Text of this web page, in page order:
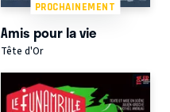
PROCHAINEMENT
Amis pour la vie
Tête d'Or